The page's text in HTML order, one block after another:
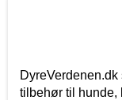
tilbehør til hunde,